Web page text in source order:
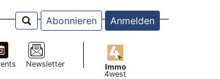
Abonnieren Anmelden
Newsletter
Immo
4west